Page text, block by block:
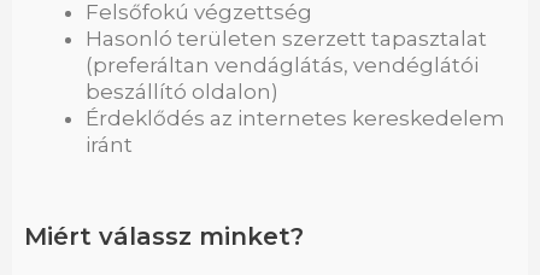
Felsőfokú végzettség
Hasonló területen szerzett tapasztalat
(preferáltan vendáglátás, vendéglátói
beszállító oldalon)
Érdeklődés az internetes kereskedelem
iránt
Miért válassz minket?